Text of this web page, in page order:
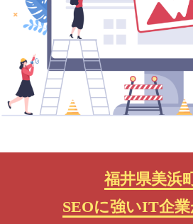
福井県美浜
SEOに強いIT企